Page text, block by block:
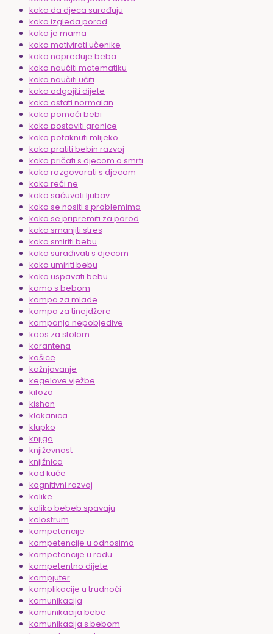
kako da djeca surađuju
kako izgleda porod
kako je mama
kako motivirati učenike
kako napreduje beba
kako naučiti matematiku
kako naučiti učiti
kako odgojiti dijete
kako ostati normalan
kako pomoći bebi
kako postaviti granice
kako potaknuti mlijeko
kako pratiti bebin razvoj
kako pričati s djecom o smrti
kako razgovarati s djecom
kako reći ne
kako sačuvati ljubav
kako se nositi s problemima
kako se pripremiti za porod
kako smanjiti stres
kako smiriti bebu
kako surađivati s djecom
kako umiriti bebu
kako uspavati bebu
kamo s bebom
kampa za mlade
kampa za tinejdžere
kampanja nepobjedive
kaos za stolom
karantena
kašice
kažnjavanje
kegelove vježbe
kifoza
kishon
klokanica
klupko
knjiga
književnost
knjižnica
kod kuće
kognitivni razvoj
kolike
koliko bebeb spavaju
kolostrum
kompetencije
kompetencije u odnosima
kompetencije u radu
kompetentno dijete
kompjuter
komplikacije u trudnoći
komunikacija
komunikacija bebe
komunikacija s bebom